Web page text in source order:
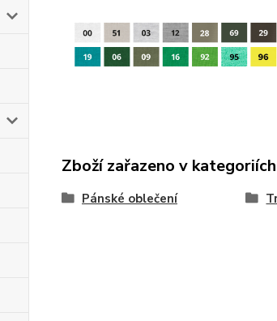
Zboží zařazeno v kategoriích
Pánské oblečení